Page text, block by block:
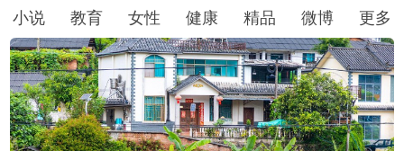
小说
教育 女性 健康 精品 微博 更多